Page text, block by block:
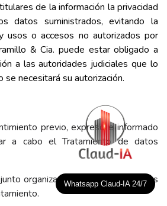
de la información la privacidad
datos suministrados, evitando la
usos o accesos no autorizados por
& Cia. puede estar obligado a
a las autoridades judiciales que lo
se necesitará su autorización.
previo, expreso e informado
a cabo el Tratamiento de datos
organizado de datos personales
Whatsapp Claud-IA 24/7